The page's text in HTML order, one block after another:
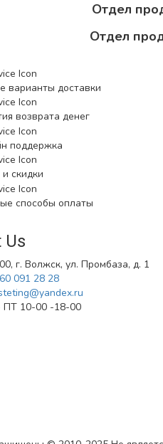
Отдел
Отдел
варианты доставки
возврата денег
поддержка
скидки
способы оплаты
Us
г. Волжск, ул. Промбаза, д. 1
091 28 28
10-00 -18-00